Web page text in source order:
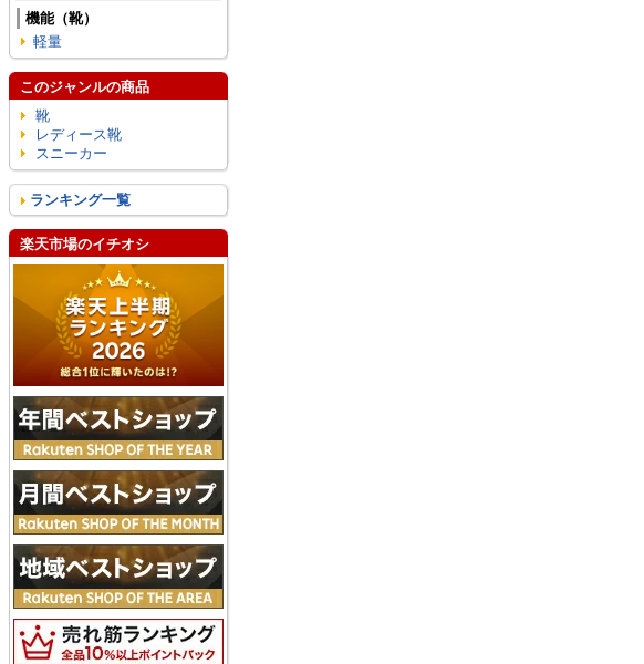
機能（靴）
軽量
このジャンルの商品
靴
レディース靴
スニーカー
ランキング一覧
楽天市場のイチオシ